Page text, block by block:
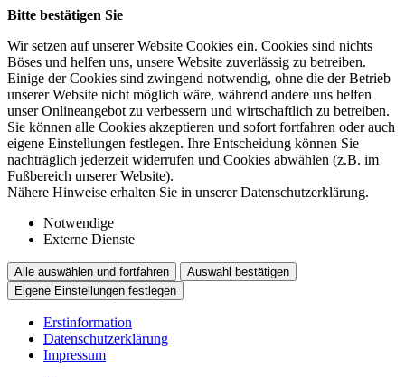
Bitte bestätigen Sie
Wir setzen auf unserer Website Cookies ein. Cookies sind nichts
Böses und helfen uns, unsere Website zuverlässig zu betreiben.
Einige der Cookies sind zwingend notwendig, ohne die der Betrieb
unserer Website nicht möglich wäre, während andere uns helfen
unser Onlineangebot zu verbessern und wirtschaftlich zu betreiben.
Sie können alle Cookies akzeptieren und sofort fortfahren oder auch
eigene Einstellungen festlegen. Ihre Entscheidung können Sie
nachträglich jederzeit widerrufen und Cookies abwählen (z.B. im
Fußbereich unserer Website).
Nähere Hinweise erhalten Sie in unserer Datenschutzerklärung.
Notwendige
Externe Dienste
Alle auswählen und fortfahren
Auswahl bestätigen
Eigene Einstellungen festlegen
Erstinformation
Datenschutzerklärung
Impressum